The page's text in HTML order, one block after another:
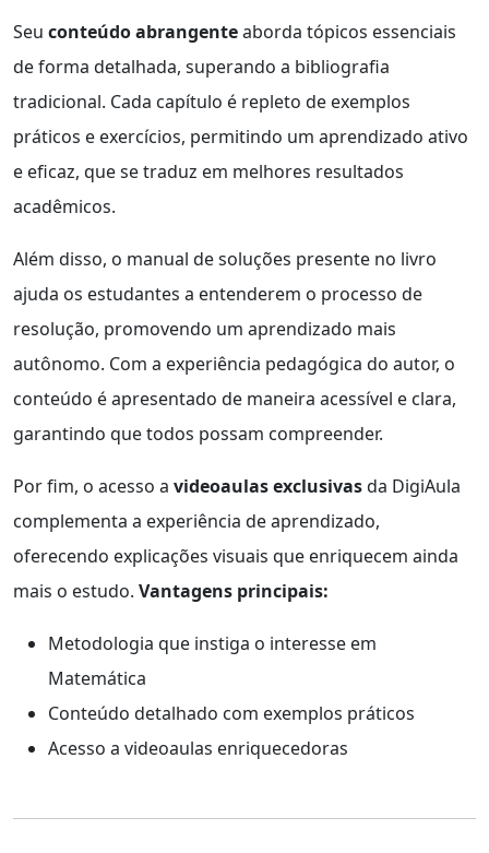
Seu conteúdo abrangenteaborda tópicos essenciais
de forma detalhada, superando a bibliografia
tradicional. Cada capítulo é repleto de exemplos
práticos e exercícios, permitindo um aprendizado ativo
e eficaz, que se traduz em melhores resultados
acadêmicos.
Além disso, o manual de soluções presente no livro
ajuda os estudantes a entenderem o processo de
resolução, promovendo um aprendizado mais
autônomo. Com a experiência pedagógica do autor, o
conteúdo é apresentado de maneira acessível e clara,
garantindo que todos possam compreender.
Por fim, o acesso a videoaulas exclusivasda DigiAula
complementa a experiência de aprendizado,
oferecendo explicações visuais que enriquecem ainda
mais o estudo. Vantagens principais:
Metodologia que instiga o interesse em
Matemática
Conteúdo detalhado com exemplos práticos
Acesso a videoaulas enriquecedoras